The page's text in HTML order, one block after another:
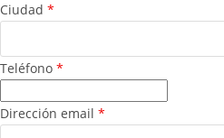
Ciudad *
Teléfono *
Dirección email *